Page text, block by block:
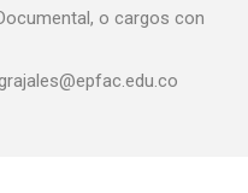
o cargos con